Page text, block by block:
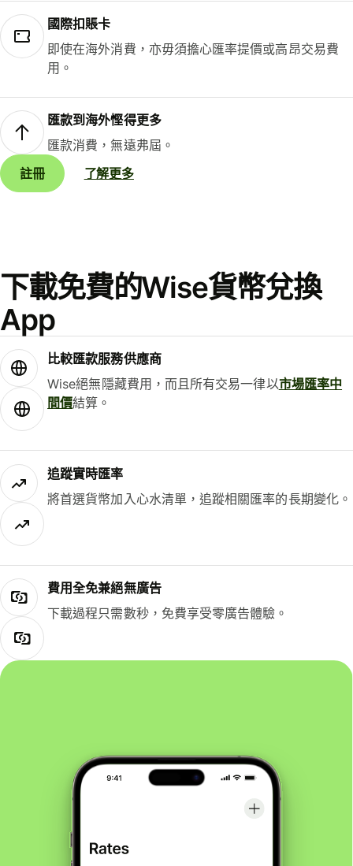
國際扣賬卡
即使在海外消費，亦毋須擔心匯率提價或高昂交易費
用。
匯款到海外慳得更多
匯款消費，無遠弗屆。
註冊
了解更多
下載免費的Wise貨幣兌換
App
比較匯款服務供應商
Wise絕無隱藏費用，而且所有交易一律以市場匯率中
間價結算。
追蹤實時匯率
將首選貨幣加入心水清單，追蹤相關匯率的長期變化。
費用全免兼絕無廣告
下載過程只需數秒，免費享受零廣告體驗。